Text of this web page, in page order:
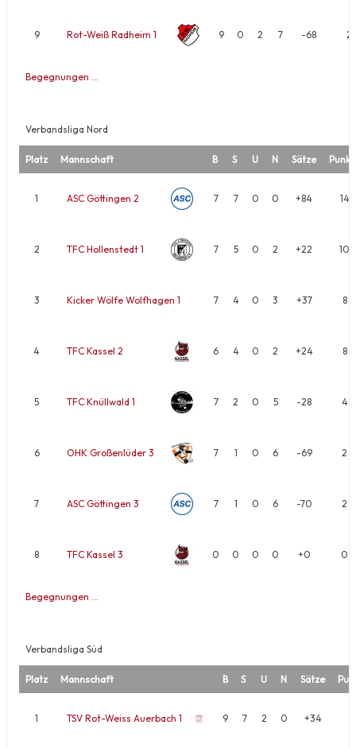
9 Rot-Weiß Radheim 1 9 0 2 7 -68 2
Begegnungen …
Verbandsliga Nord
Platz Mannschaft B S U N Sätze
1 ASC Göttingen 2 7 7 0 0 +84 14
2 TFC Hollenstedt 1 7 5 0 2 +22 10
3 Kicker Wölfe Wolfhagen 1 7 4 0 3 +37 8
4 TFC Kassel 2 6 4 0 2 +24 8
5 TFC Knüllwald 1 7 2 0 5 -28 4
6 OHK Großenlüder 3 7 1 0 6 -69 2
7 ASC Göttingen 3 7 1 0 6 -70 2
8 TFC Kassel 3 0 0 0 0 +0 0
Begegnungen …
Verbandsliga Süd
Platz Mannschaft B S U N Sätze
1 TSV Rot-Weiss Auerbach 1 9 7 2 0 +34